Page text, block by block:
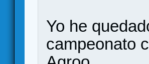
Yo he
campeonato